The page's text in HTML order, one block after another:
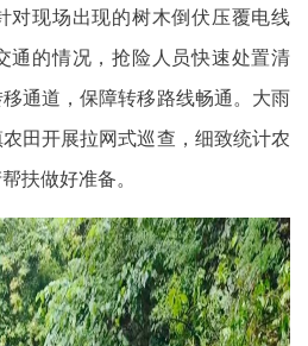
对现场出现的树木倒伏压覆电线
通的情况，抢险人员快速处置清
通道，保障转移路线畅通。大雨
田开展拉网式巡查，细致统计农
扶做好准备。